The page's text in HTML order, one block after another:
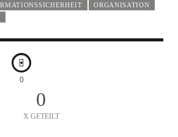
ORGANISATION
0
0
X GETEILT